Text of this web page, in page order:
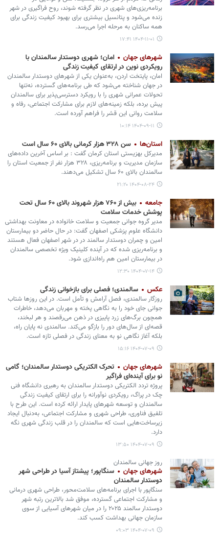
برنامه‌ریزی‌های شهری در نظر گرفته شوند، روح فراگیری در شهر
زنده می‌شود و پتانسیل بیشتری برای بهبود کیفیت زندگی برای
همه ساکنان به مرحله اجرا می‌رسد.
۱۴۰۴-۱۱-۰۱ ۱۷:۴۱
شهرهای جهان
امان؛ شهری دوستدار سالمندان با
رویکردی نوین در ارتقای کیفیت زندگی
امان، پایتخت اردن، به‌عنوان یکی از شهرهای دوستدار سالمندان
در جهان شناخته می‌شود که طی برنامه‌های گسترده‌، نه‌تنها
تحولات عمرانی شهری را با رویکرد دسترسی‌پذیر برای سالمندان
پیش برده، بلکه زمینه‌های لازم برای مشارکت اجتماعی، رفاه و
سلامت روانی این قشر را فراهم آورده است.
۱۴۰۴-۰۹-۱۱ ۱۰:۱۴
استان‌ها سن ۳۲۸ هزار کرمانی‌ بالای ۶۰ سال است
مدیرکل بهزیستی استان کرمان گفت : بر اساس آخرین داده‌های
سازمان مدیریت و برنامه‌ریزی، ۳۲۸ هزار نفر از جمعیت استان را
سالمندان بالای ۶۰ سال تشکیل می‌دهند.
۱۴۰۴-۰۸-۲۴ ۲۱:۲۰
جامعه
بیش از ۷۶۰ هزار شهروند بالای ۶۰ سال تحت
پوشش خدمات سلامت
مدیر گروه جوانی جمعیت و سلامت خانواده در معاونت بهداشتی
دانشگاه علوم پزشکی اصفهان گفت: در حال حاضر دو بیمارستان
امین و چمران دوستدار سالمند در در شهر اصفهان فعال هستند
و برنامه‌ریزی شده که در آینده کلینیک ویژه تخصصی سالمندان
در بیمارستان امین هم راه‌اندازی شود.
۱۴۰۴-۰۷-۱۴ ۱۲:۳۰
عکس سالمندی؛ فصلی برای بازخوانی زندگی
روزگار سالمندی، فصل آرامش و تأمل‌ است. در این روزها شتاب
جوانی جای خود را به نگاهی پخته و مهربان می‌دهد، خاطرات
همچون برگ‌های زرد پاییزی در ذهن می‌رقصند و هر لبخند،
قصه‌ای از سال‌های دور را بازگو می‌کند. سالمندی نه پایان راه،
بلکه آغاز نگاهی نو به معنای زندگی در فصلی تازه است.
۱۴۰۴-۰۷-۰۹ ۱۵:۱۶
شهرهای جهان
تحرک الکتریکی دوستدار سالمندان؛ گامی
نو برای آینده‌ای فراگیر
پروژه تردد الکتریکی دوستدار سالمندان به رهبری دانشگاه فنی
چک در پراگ، رویکردی نوآورانه را برای ارتقای کیفیت زندگی
سالمندان و توسعه شهرهای پایدار ارائه کرده است. این طرح با
تلفیق فناوری، طراحی شهری و مشارکت اجتماعی، به‌دنبال ایجاد
زیرساخت‌هایی است که سالمندان را در قلب زندگی شهری نگه
دارد.
۱۴۰۴-۰۷-۰۹ ۱۳:۵۰
روز جهانی سالمندان
شهرهای جهان
سنگاپور؛ پیشتاز آسیا در طراحی شهر
دوستدار سالمندان
سنگاپور با اجرای برنامه‌های سلامت‌محور، طراحی شهری درمانی
و مشارکت اجتماعی گسترده، موفق شد بالاترین رتبه شهر
دوستدار سالمند ۲۰۲۵ را در میان شهرهای آسیایی از سوی
سازمان جهانی بهداشت کسب کند.
۱۴۰۴-۰۷-۰۹ ۰۹:۰۳